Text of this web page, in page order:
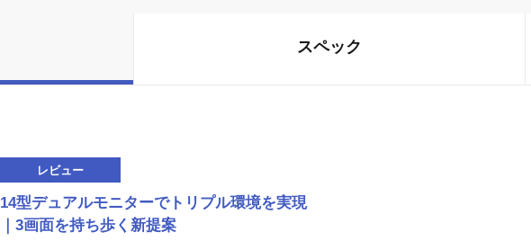
スペック
レビュー
14型デュアルモニターでトリプル環境を実現
｜3画面を持ち歩く新提案